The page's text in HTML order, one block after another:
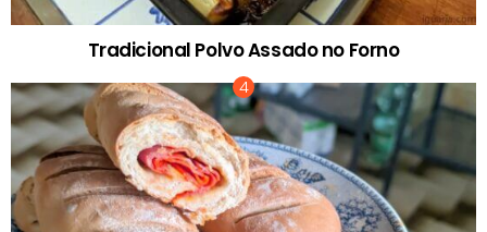
Tradicional Polvo Assado no Forno